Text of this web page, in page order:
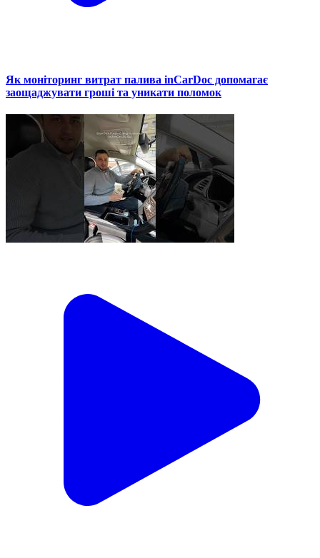
Як моніторинг витрат палива inCarDoc допомагає
заощаджувати гроші та уникати поломок